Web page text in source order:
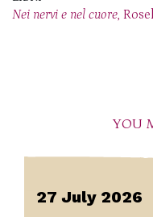
Nei nervi e nel cuore,
YOU
27 July 2026